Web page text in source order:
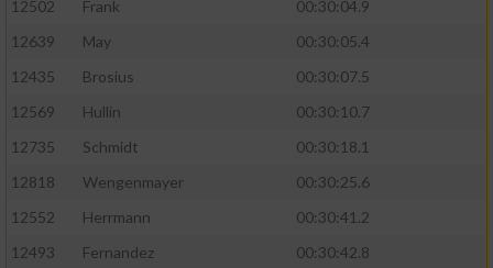
12502 Frank
00:30:04.9
12639
May
00:30:05.4
12435
Brosius
00:30:07.5
12569
Hullin
00:30:10.7
12735
Schmidt
00:30:18.1
12818
Wengenmayer
00:30:25.6
12552
Herrmann
00:30:41.2
12493
Fernandez
00:30:42.8